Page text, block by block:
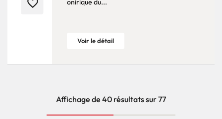
favorite_border
Voir le détail
Affichage de 40 résultats sur 77